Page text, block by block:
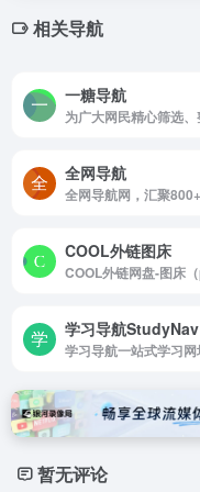
相关导航
一糖导航
全网导航
COOL外链图床
学习导航StudyNav
暂无评论